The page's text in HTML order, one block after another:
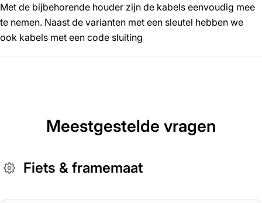
Met de bijbehorende houder zijn de kabels eenvoudig mee
te nemen. Naast de varianten met een sleutel hebben we
ook kabels met een code sluiting
Meestgestelde vragen
Fiets & framemaat